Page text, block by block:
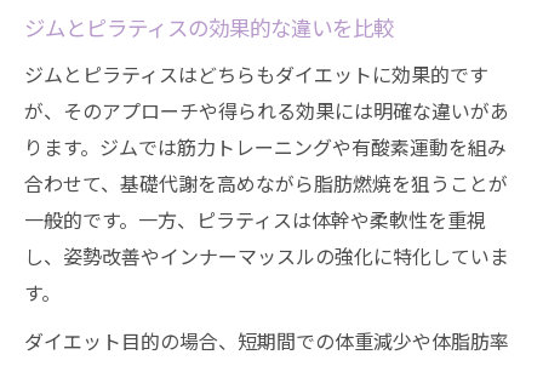
ジムとピラティスの効果的な違いを比較
ジムとピラティスはどちらもダイエットに効果的です
が、そのアプローチや得られる効果には明確な違いがあ
ります。ジムでは筋力トレーニングや有酸素運動を組み
合わせて、基礎代謝を高めながら脂肪燃焼を狙うことが
一般的です。一方、ピラティスは体幹や柔軟性を重視
し、姿勢改善やインナーマッスルの強化に特化していま
す。
ダイエット目的の場合、短期間での体重減少や体脂肪率